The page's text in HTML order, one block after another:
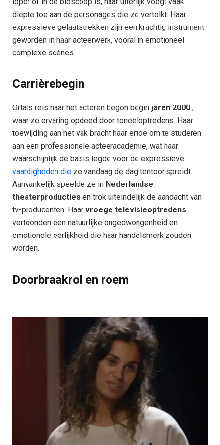
diepte toe aan de personages die ze vertolkt. Haar
expressieve gelaatstrekken zijn een krachtig instrument
geworden in haar acteerwerk, vooral in emotioneel
complexe scènes.
Carrièrebegin
Ortáls reis naar het acteren begon begin jaren 2000 ,
waar ze ervaring opdeed door toneeloptredens. Haar
toewijding aan het vak bracht haar ertoe om te studeren
aan een professionele acteeracademie, wat haar
waarschijnlijk de basis legde voor de expressieve
vaardigheden die ze vandaag de dag tentoonspreidt.
Aanvankelijk speelde ze in Nederlandse
theaterproducties en trok uiteindelijk de aandacht van
tv-producenten. Haar vroege televisieoptredens
vertoonden een natuurlijke ongedwongenheid en
emotionele eerlijkheid die haar handelsmerk zouden
worden.
Doorbraakrol en roem